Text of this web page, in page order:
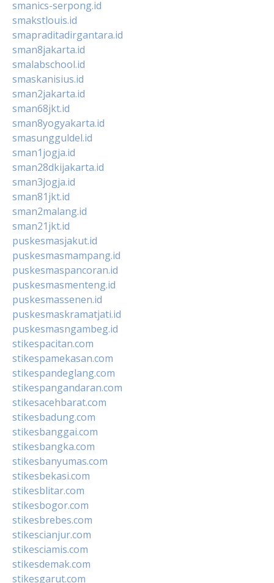
smanics-serpong.id
smakstlouis.id
smapraditadirgantara.id
sman8jakarta.id
smalabschool.id
smaskanisius.id
sman2jakarta.id
sman68jkt.id
sman8yogyakarta.id
smasungguldel.id
sman1jogja.id
sman28dkijakarta.id
sman3jogja.id
sman81jkt.id
sman2malang.id
sman21jkt.id
puskesmasjakut.id
puskesmasmampang.id
puskesmaspancoran.id
puskesmasmenteng.id
puskesmassenen.id
puskesmaskramatjati.id
puskesmasngambeg.id
stikespacitan.com
stikespamekasan.com
stikespandeglang.com
stikespangandaran.com
stikesacehbarat.com
stikesbadung.com
stikesbanggai.com
stikesbangka.com
stikesbanyumas.com
stikesbekasi.com
stikesblitar.com
stikesbogor.com
stikesbrebes.com
stikescianjur.com
stikesciamis.com
stikesdemak.com
stikesgarut.com